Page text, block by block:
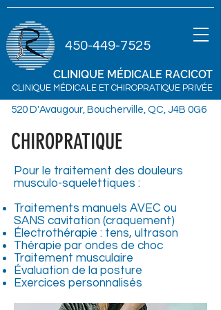
CLINIQUE MÉDICALE RACICOT
450-449-7525
CLINIQUE MÉDICALE ET CHIROPRATIQUE PRIVÉE
520 D'Avaugour, Boucherville, QC, J4B 0G6
CHIROPRATIQUE
Pour le traitement des douleurs
musculo-squelettiques :
Traitements manuels AVEC ou
SANS cavitation (craquement)
Électrothérapie : tens, ultrason
Thérapie par ondes de choc
Traitement musculaire
Évaluation de la posture
Exercices personnalisés